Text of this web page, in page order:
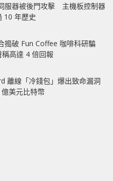
服器被後門攻擊 主機板控制器
10 年歷史
搗破 Fun Coffee 咖啡科研騙
高達 4 倍回報
離線「冷錢包」爆出致命漏洞
美元比特幣